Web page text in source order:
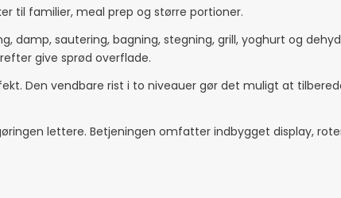
til familier, meal prep og større portioner.
damp, sautering, bagning, stegning, grill, yoghurt og
give sprød overflade.
Den vendbare rist i to niveauer gør det muligt at
lettere. Betjeningen omfatter indbygget display,